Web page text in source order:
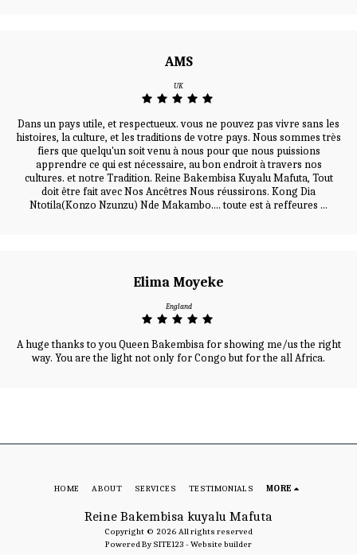
AMS
UK
Dans un pays utile, et respectueux. vous ne pouvez pas vivre sans les
histoires, la culture, et les traditions de votre pays. Nous sommes très
fiers que quelqu'un soit venu à nous pour que nous puissions
apprendre ce qui est nécessaire, au bon endroit à travers nos
cultures. et notre Tradition. Reine Bakembisa Kuyalu Mafuta, Tout
doit être fait avec Nos Ancêtres Nous réussirons. Kong Dia
Ntotila(Konzo Nzunzu) Nde Makambo.... toute est à reffeures ...
Elima Moyeke
England
A huge thanks to you Queen Bakembisa for showing me/us the right
way. You are the light not only for Congo but for the all Africa.
Reine Bakembisa kuyalu Mafuta
Copyright © 2026 All rights reserved
Powered By SITE123 - Website builder
HOME ABOUT SERVICES TESTIMONIALS MORE